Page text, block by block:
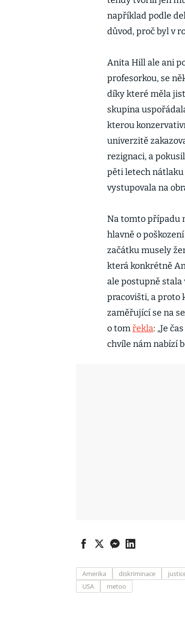
například podle
důvod, proč byl v
Anita Hill ale ani
profesorkou, se
díky které měla
skupina
kterou
univerzitě
rezignaci, a
pěti letech
vystupovala na
Na tomto případu
hlavně o
začátku musely
která konkrétně
ale postupně stala
pracovišti, a proto
zaměřující se na
o tomřekla: „Je
chvíle nám nabízí
Amerika diskriminace
USA
metoo